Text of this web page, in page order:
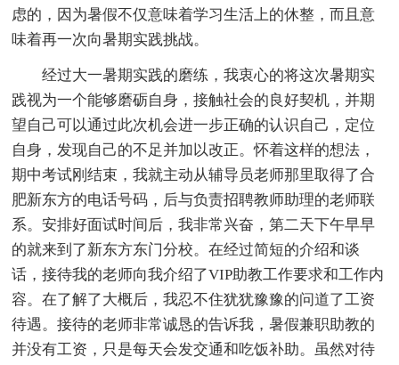
虑的，因为暑假不仅意味着学习生活上的休整，而且意
味着再一次向暑期实践挑战。
经过大一暑期实践的磨练，我衷心的将这次暑期实
践视为一个能够磨砺自身，接触社会的良好契机，并期
望自己可以通过此次机会进一步正确的认识自己，定位
自身，发现自己的不足并加以改正。怀着这样的想法，
期中考试刚结束，我就主动从辅导员老师那里取得了合
肥新东方的电话号码，后与负责招聘教师助理的老师联
系。安排好面试时间后，我非常兴奋，第二天下午早早
的就来到了新东方东门分校。在经过简短的介绍和谈
话，接待我的老师向我介绍了VIP助教工作要求和工作内
容。在了解了大概后，我忍不住犹犹豫豫的问道了工资
待遇。接待的老师非常诚恳的告诉我，暑假兼职助教的
并没有工资，只是每天会发交通和吃饭补助。虽然对待